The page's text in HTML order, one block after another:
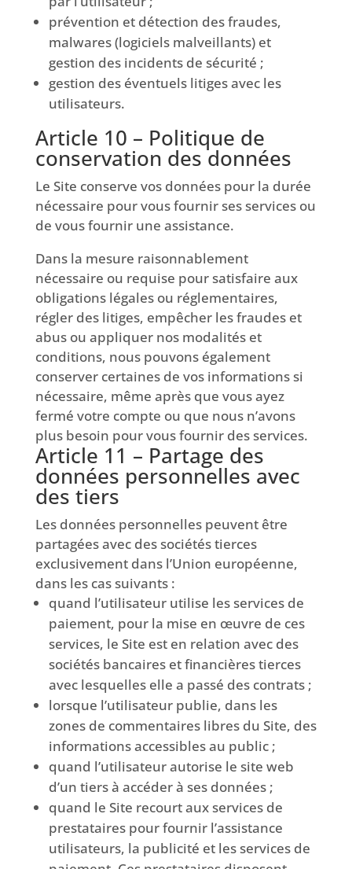
prévention et détection des fraudes,
malwares (logiciels malveillants) et
gestion des incidents de sécurité ;
gestion des éventuels litiges avec les
utilisateurs.
Article 10 – Politique de
conservation des données
Le Site conserve vos données pour la durée
nécessaire pour vous fournir ses services ou
de vous fournir une assistance.
Dans la mesure raisonnablement
nécessaire ou requise pour satisfaire aux
obligations légales ou réglementaires,
régler des litiges, empêcher les fraudes et
abus ou appliquer nos modalités et
conditions, nous pouvons également
conserver certaines de vos informations si
nécessaire, même après que vous ayez
fermé votre compte ou que nous n’avons
plus besoin pour vous fournir des services.
Article 11 – Partage des
données personnelles avec
des tiers
Les données personnelles peuvent être
partagées avec des sociétés tierces
exclusivement dans l’Union européenne,
dans les cas suivants :
quand l’utilisateur utilise les services de
paiement, pour la mise en œuvre de ces
services, le Site est en relation avec des
sociétés bancaires et financières tierces
avec lesquelles elle a passé des contrats ;
lorsque l’utilisateur publie, dans les
zones de commentaires libres du Site, des
informations accessibles au public ;
quand l’utilisateur autorise le site web
d’un tiers à accéder à ses données ;
quand le Site recourt aux services de
prestataires pour fournir l’assistance
utilisateurs, la publicité et les services de